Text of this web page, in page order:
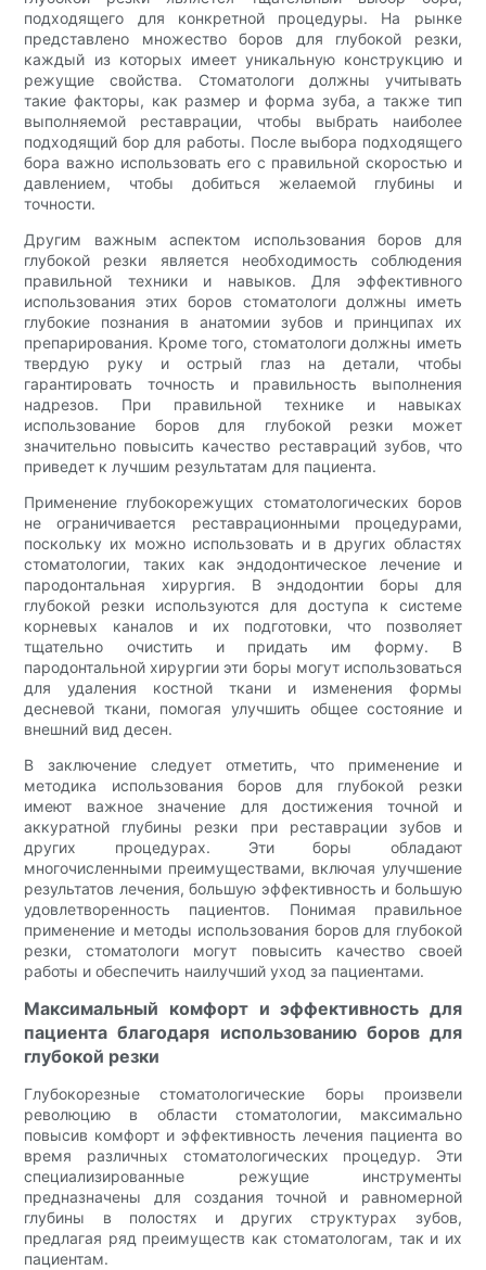
подходящего для конкретной процедуры. На рынке
представлено множество боров для глубокой резки,
каждый из которых имеет уникальную конструкцию и
режущие свойства. Стоматологи должны учитывать
такие факторы, как размер и форма зуба, а также тип
выполняемой реставрации, чтобы выбрать наиболее
подходящий бор для работы. После выбора подходящего
бора важно использовать его с правильной скоростью и
давлением, чтобы добиться желаемой глубины и
точности.
Другим важным аспектом использования боров для
глубокой резки является необходимость соблюдения
правильной техники и навыков. Для эффективного
использования этих боров стоматологи должны иметь
глубокие познания в анатомии зубов и принципах их
препарирования. Кроме того, стоматологи должны иметь
твердую руку и острый глаз на детали, чтобы
гарантировать точность и правильность выполнения
надрезов. При правильной технике и навыках
использование боров для глубокой резки может
значительно повысить качество реставраций зубов, что
приведет к лучшим результатам для пациента.
Применение глубокорежущих стоматологических боров
не ограничивается реставрационными процедурами,
поскольку их можно использовать и в других областях
стоматологии, таких как эндодонтическое лечение и
пародонтальная хирургия. В эндодонтии боры для
глубокой резки используются для доступа к системе
корневых каналов и их подготовки, что позволяет
тщательно очистить и придать им форму. В
пародонтальной хирургии эти боры могут использоваться
для удаления костной ткани и изменения формы
десневой ткани, помогая улучшить общее состояние и
внешний вид десен.
В заключение следует отметить, что применение и
методика использования боров для глубокой резки
имеют важное значение для достижения точной и
аккуратной глубины резки при реставрации зубов и
других процедурах. Эти боры обладают
многочисленными преимуществами, включая улучшение
результатов лечения, большую эффективность и большую
удовлетворенность пациентов. Понимая правильное
применение и методы использования боров для глубокой
резки, стоматологи могут повысить качество своей
работы и обеспечить наилучший уход за пациентами.
Максимальный комфорт и эффективность для
пациента благодаря использованию боров для
глубокой резки
Глубокорезные стоматологические боры произвели
революцию в области стоматологии, максимально
повысив комфорт и эффективность лечения пациента во
время различных стоматологических процедур. Эти
специализированные режущие инструменты
предназначены для создания точной и равномерной
глубины в полостях и других структурах зубов,
предлагая ряд преимуществ как стоматологам, так и их
пациентам.